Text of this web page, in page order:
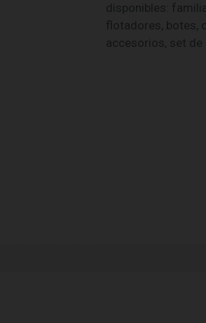
disponibles:
flotadores, botes,
accesorios, set de